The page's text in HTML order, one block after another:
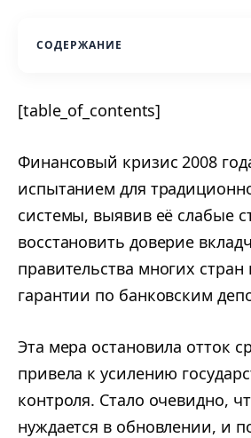
СОДЕРЖАНИЕ
[table_of_contents]
Финансовый кризис 2008
испытанием для
системы, выявив её слабые
восстановить доверие
правительства многих
гарантии по банковским
Эта мера остановила отток
привела к усилению
контроля. Стало очевидно,
нуждается в обновлении, и